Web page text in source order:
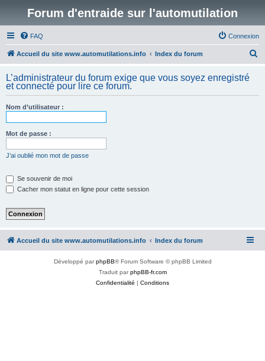
Forum d'entraide sur l'automutilation
FAQ Connexion
Accueil du site www.automutilations.info Index du forum
h
L’administrateur du forum exige que vous soyez enregistré
et connecté pour lire ce forum.
Nom d’utilisateur :
Mot de passe :
J’ai oublié mon mot de passe
Se souvenir de moi
Cacher mon statut en ligne pour cette session
Accueil du site www.automutilations.info Index du forum
Développé parphpBB® Forum Software © phpBB Limited
Traduit parphpBB-fr.com
Confidentialité | Conditions